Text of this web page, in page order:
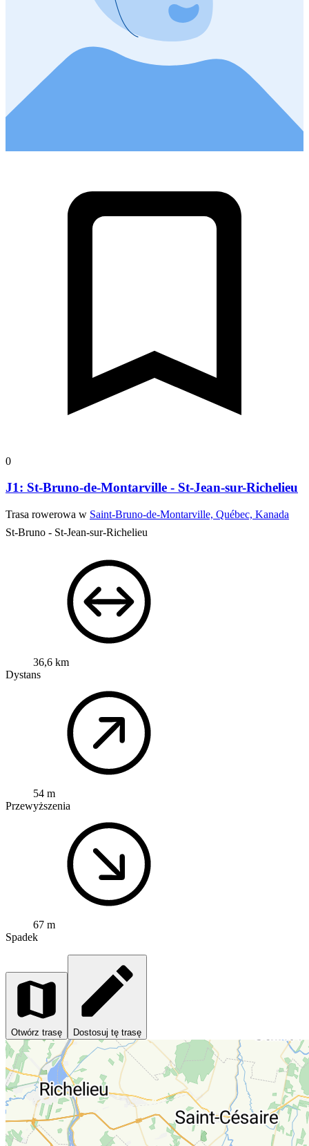
0
J1: St-Bruno-de-Montarville - St-Jean-sur-Richelieu
Trasa rowerowa w Saint-Bruno-de-Montarville, Québec, Kanada
St-Bruno - St-Jean-sur-Richelieu
36,6 km
Dystans
54 m
Przewyższenia
67 m
Spadek
Otwórz trasę Dostosuj tę trasę